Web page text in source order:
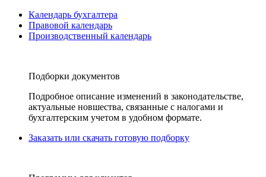
Календарь бухгалтера
Правовой календарь
Производственный календарь
Подборки документов
Подробное описание изменений в законодательстве,
актуальные новшества, связанные с налогами и
бухгалтерским учетом в удобном формате.
Заказать или скачать готовую подборку